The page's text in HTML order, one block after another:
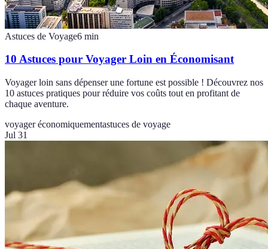
Astuces de Voyage6 min
10 Astuces pour Voyager Loin en Économisant
Voyager loin sans dépenser une fortune est possible ! Découvrez nos
10 astuces pratiques pour réduire vos coûts tout en profitant de
chaque aventure.
voyager économiquementastuces de voyage
Jul 31